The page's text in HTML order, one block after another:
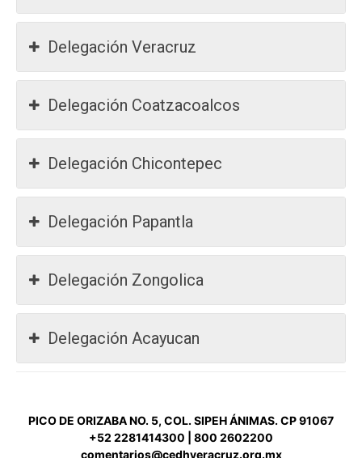
Delegación Veracruz
Delegación Coatzacoalcos
Delegación Chicontepec
Delegación Papantla
Delegación Zongolica
Delegación Acayucan
PICO DE ORIZABA NO. 5, COL. SIPEH ÁNIMAS. CP 91067
+52 2281414300 | 800 2602200
comentarios@cedhveracruz.org.mx